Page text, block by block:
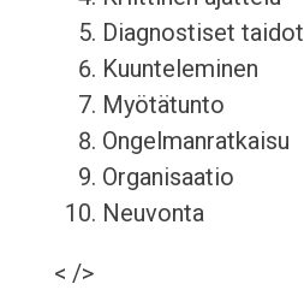
Diagnostiset taidot
Kuunteleminen
Myötätunto
Ongelmanratkaisu
Organisaatio
Neuvonta
< />